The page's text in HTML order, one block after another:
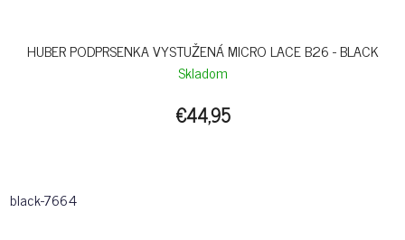
HUBER PODPRSENKA VYSTUŽENÁ MICRO LACE B26 - BLACK
Skladom
€44,95
black-7664